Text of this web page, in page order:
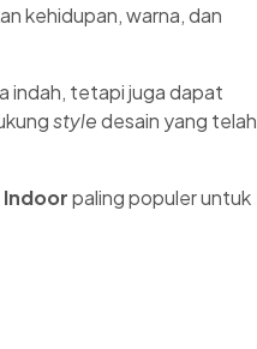
kehidupan, warna, dan
indah, tetapi juga dapat
styledesain yang telah
Indoorpaling populer untuk